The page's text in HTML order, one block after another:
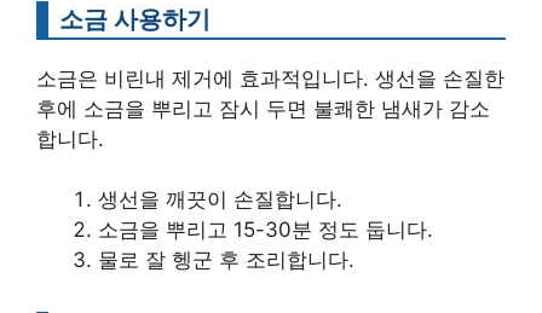
소금 사용하기
소금은 비린내 제거에 효과적입니다. 생선을 손질한
후에 소금을 뿌리고 잠시 두면 불쾌한 냄새가 감소
합니다.
생선을 깨끗이 손질합니다.
소금을 뿌리고 15-30분 정도 둡니다.
물로 잘 헹군 후 조리합니다.